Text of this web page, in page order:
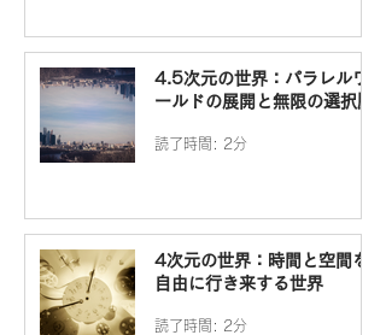
4.5次元の世界：パラレルワ
ールドの展開と無限の選択肢
読了時間: 2分
4次元の世界：時間と空間を
自由に行き来する世界
読了時間: 2分